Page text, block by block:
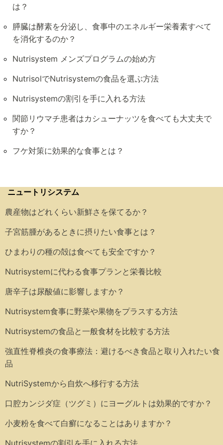
は？
膵臓は酵素を分泌し、食事中のエネルギー栄養素すべて
を消化するのか？
Nutrisystem メンズプログラムの始め方
NutrisolでNutrisystemの食品を選ぶ方法
Nutrisystemの割引を手に入れる方法
関節リウマチ患者はカシューナッツを食べても大丈夫で
すか？
フケ対策に効果的な食事とは？
ニュートリシステム
農産物はどれくらい新鮮さを保てるか？
子宮筋腫があるときに摂りたい食事とは？
ひまわりの種の殻は食べても安全ですか？
Nutrisystemに代わる食事プランと栄養比較
唐辛子は尿酸値に影響しますか？
Nutrisystem食事に野菜や果物をプラスする方法
Nutrisystemの食品と一般食材を比較する方法
強直性脊椎炎の食事療法：避けるべき食品と取り入れたい食
品
NutriSystemから自炊へ移行する方法
口腔カンジダ症（ツグミ）にヨーグルトは効果的ですか？
小麦粉を食べて白癬になることはありますか？